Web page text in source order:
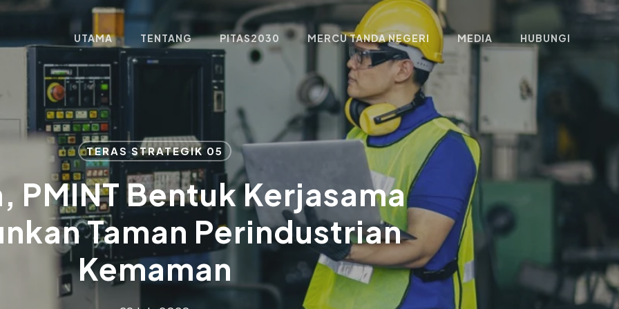
UTAMA TENTANG PITAS2030 MERCU TANDA NEGERI MEDIA HUBUNGI
TERAS STRATEGIK 05
PMINT Bentuk Kerjasama
Taman Perindustrian
Kemaman